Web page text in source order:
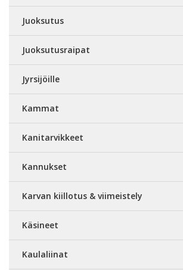
Juoksutus
Juoksutusraipat
Jyrsijöille
Kammat
Kanitarvikkeet
Kannukset
Karvan kiillotus & viimeistely
Käsineet
Kaulaliinat